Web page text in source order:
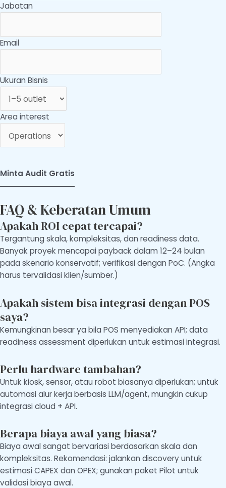
Jabatan
Email
Ukuran Bisnis
Area interest
Minta Audit Gratis
FAQ & Keberatan Umum
Apakah ROI cepat tercapai?
Tergantung skala, kompleksitas, dan readiness data.
Banyak proyek mencapai payback dalam 12–24 bulan
pada skenario konservatif; verifikasi dengan PoC. (Angka
harus tervalidasi klien/sumber.)
Apakah sistem bisa integrasi dengan POS
saya?
Kemungkinan besar ya bila POS menyediakan API; data
readiness assessment diperlukan untuk estimasi integrasi.
Perlu hardware tambahan?
Untuk kiosk, sensor, atau robot biasanya diperlukan; untuk
automasi alur kerja berbasis LLM/agent, mungkin cukup
integrasi cloud + API.
Berapa biaya awal yang biasa?
Biaya awal sangat bervariasi berdasarkan skala dan
kompleksitas. Rekomendasi: jalankan discovery untuk
estimasi CAPEX dan OPEX; gunakan paket Pilot untuk
validasi biaya awal.